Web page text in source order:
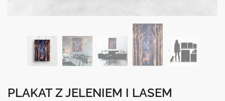
PLAKAT Z JELENIEM I LASEM